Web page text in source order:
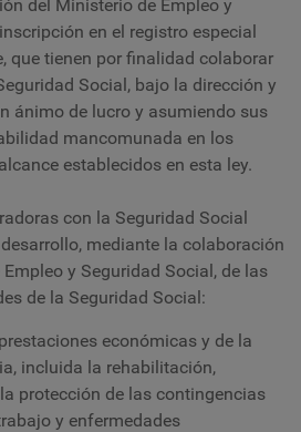
del Ministerio de Empleo y
en el registro especial
que tienen por finalidad colaborar
Social, bajo la dirección y
ánimo de lucro y asumiendo sus
mancomunada en los
establecidos en esta ley.
con la Seguridad Social
mediante la colaboración
y Seguridad Social, de las
de la Seguridad Social:
económicas y de la
incluida la rehabilitación,
protección de las contingencias
y enfermedades